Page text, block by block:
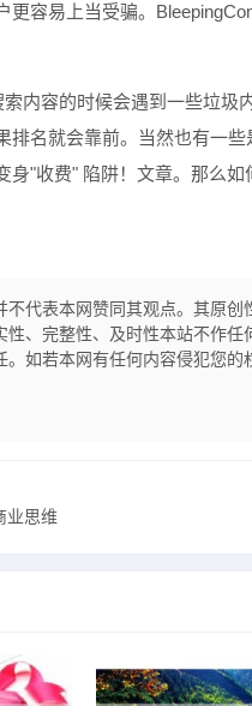
容易上当受骗。
内容的时候会遇到一些垃圾
名就会靠前。当然也有一
"收费" 陷阱！文章。那么如
代表本网赞同其观点。其原
、完整性、及时性本站不作任
如若本网有任何内容侵犯您
业思维